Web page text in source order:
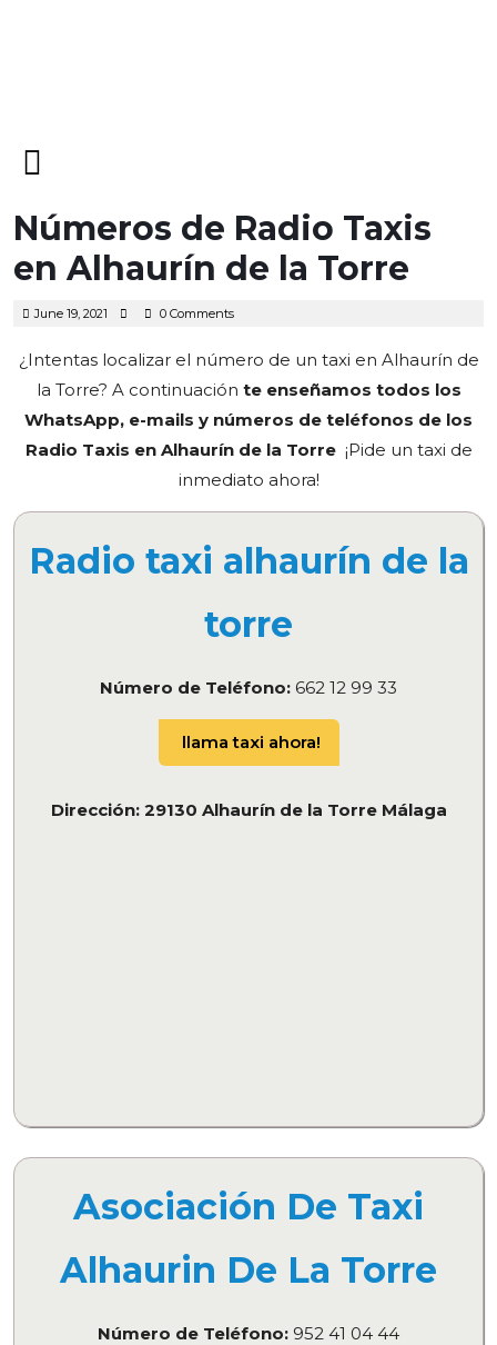
Menu
Números de Radio Taxis
en Alhaurín de la Torre
June 19, 2021 June
0 Comments
¿Intentas localizar el número de un taxi en Alhaurín de
la Torre? A continuación te enseñamos todos los
WhatsApp, e-mails y números de teléfonos de los
Radio Taxis en Alhaurín de la Torre ¡Pide un taxi de
inmediato ahora!
Radio taxi alhaurín de la
torre
Número de Teléfono: 662 12 99 33
llama taxi ahora!
Dirección: 29130 Alhaurín de la Torre Málaga
Asociación De Taxi
Alhaurin De La Torre
Número de Teléfono: 952 41 04 44